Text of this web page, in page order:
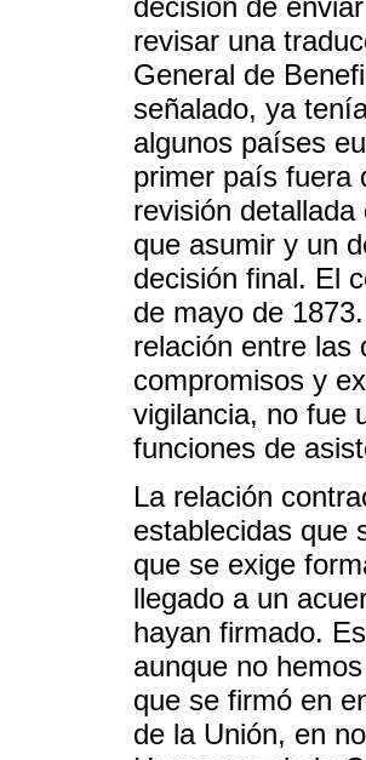
revisar una
General de
señalado, ya
algunos países
primer país fuera
revisión
que asumir y un
decisión final. El
de mayo de
relación entre las
compromisos y
vigilancia, no fue
funciones de
La relación
establecidas que
que se exige
llegado a un
hayan firmado.
aunque no
que se firmó en
de la Unión, en